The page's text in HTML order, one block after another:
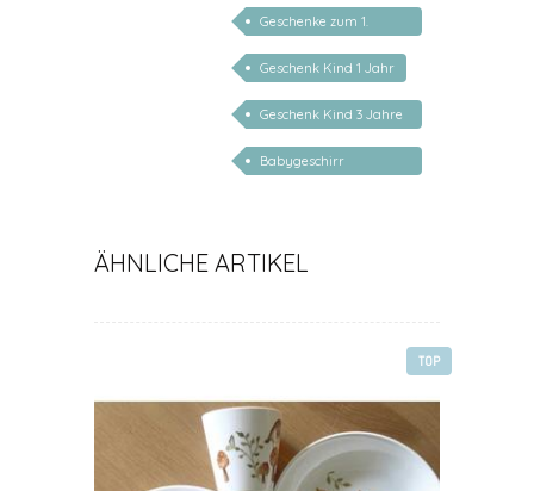
Taufgeschenk
Geschenke zum 1.
Geburtstag
Geschenk Kind 1 Jahr
Geschenk Kind 3 Jahre
personalisiert
Babygeschirr
ÄHNLICHE ARTIKEL
TOP